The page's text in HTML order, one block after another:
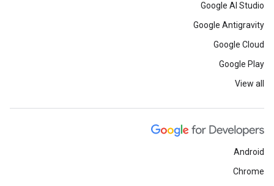
Google AI Studio
Google Antigravity
Google Cloud
Google Play
View all
Android
Chrome